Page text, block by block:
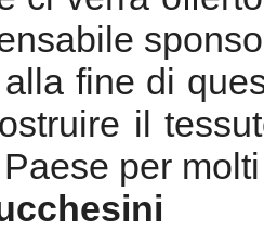
fine di
il
per